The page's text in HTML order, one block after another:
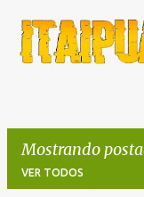
Pular
Mostrando
VER TODOS